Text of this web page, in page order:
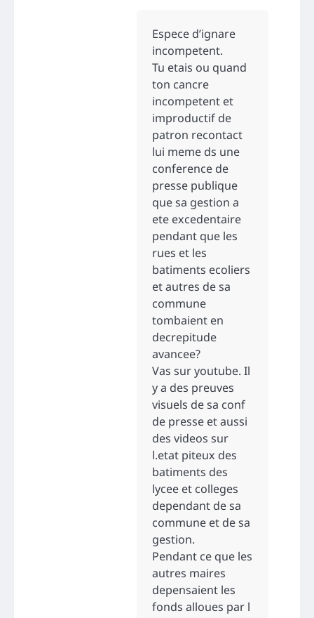
Espece d’ignare
incompetent.
Tu etais ou quand
ton cancre
incompetent et
improductif de
patron recontact
lui meme ds une
conference de
presse publique
que sa gestion a
ete excedentaire
pendant que les
rues et les
batiments ecoliers
et autres de sa
commune
tombaient en
decrepitude
avancee?
Vas sur youtube. Il
y a des preuves
visuels de sa conf
de presse et aussi
des videos sur
l.etat piteux des
batiments des
lycee et colleges
dependant de sa
commune et de sa
gestion.
Pendant ce que les
autres maires
depensaient les
fonds alloues par l